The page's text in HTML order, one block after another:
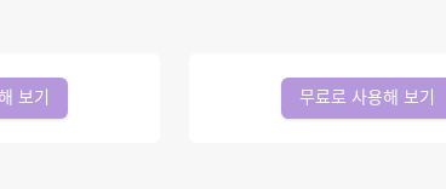
보기 무료로 사용해 보기